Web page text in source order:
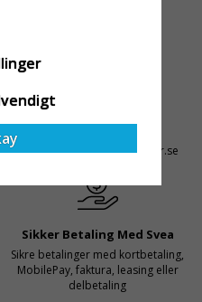
kontakt@stallningsprodukter.se
Sikker Betaling Med Svea
Sikre betalinger med kortbetaling,
MobilePay, faktura, leasing eller
delbetaling